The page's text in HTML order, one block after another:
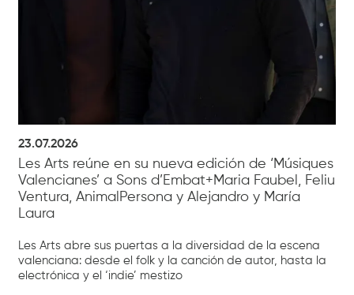
23.07.2026
Les Arts reúne en su nueva edición de ‘Músiques
Valencianes’ a Sons d’Embat+Maria Faubel, Feliu
Ventura, AnimalPersona y Alejandro y María
Laura
Les Arts abre sus puertas a la diversidad de la escena
valenciana: desde el folk y la canción de autor, hasta la
electrónica y el ‘indie’ mestizo